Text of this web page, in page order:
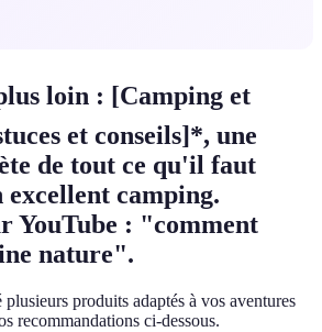
loin : [Camping et
et conseils]*, une
de tout ce qu'il faut
camping.
YouTube : "comment
nature".
produits adaptés à vos aventures
recommandations ci-dessous.